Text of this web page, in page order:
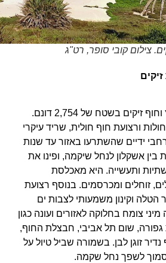
צילום קובי סופר, רט"ג
חולות זיקים
ממוקמת צפונית לקיבוץ וחוף זיקים בשטח של 2,754 דונם.
ורצועת חוף חולית, שריד עיקרי
ידיים שהשתרעו באזור עד שנות
אשקלון לנחל שיקמה, ופינו את
ותעשייה. היא מאכלסת
זוחלים ומכרסמים. בנוסף רצועת
וקינון משמעותי לצבות ים
צומח בחלוקה לאזורים ועונה כגון
שום תל אביבי, חבצלת החוף,
זוגן לבן. בשמורה שביל טיול על
לשפך נחל שקמה.